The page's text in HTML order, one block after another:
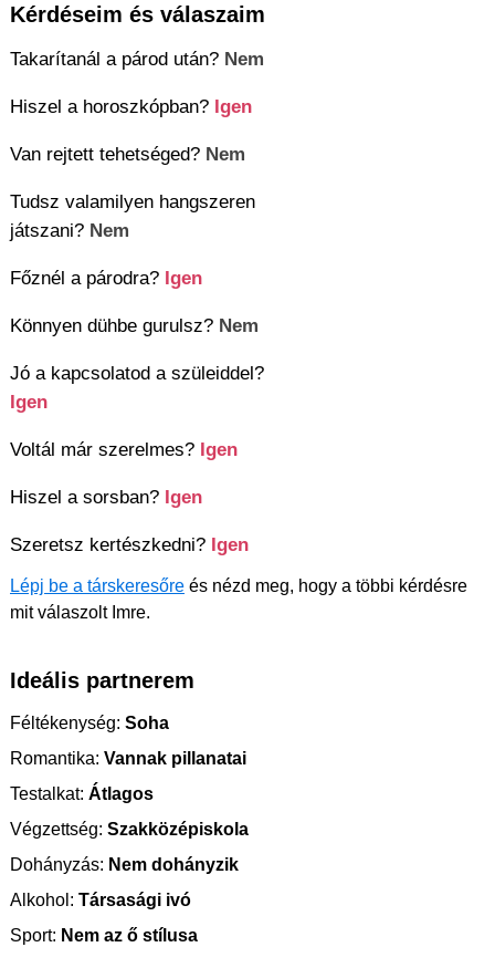
Kérdéseim és válaszaim
Takarítanál a párod után? Nem
Hiszel a horoszkópban? Igen
Van rejtett tehetséged? Nem
Tudsz valamilyen hangszeren
játszani? Nem
Főznél a párodra? Igen
Könnyen dühbe gurulsz? Nem
Jó a kapcsolatod a szüleiddel?
Igen
Voltál már szerelmes? Igen
Hiszel a sorsban? Igen
Szeretsz kertészkedni? Igen
Lépj be a társkeresőre és nézd meg, hogy a többi kérdésre
mit válaszolt Imre.
Ideális partnerem
Féltékenység: Soha
Romantika: Vannak pillanatai
Testalkat: Átlagos
Végzettség: Szakközépiskola
Dohányzás: Nem dohányzik
Alkohol: Társasági ivó
Sport: Nem az ő stílusa